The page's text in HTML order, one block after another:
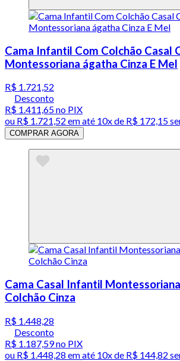
Cama Infantil Com Colchão Casal
Montessoriana ágatha Cinza E Mel
R$ 1.721,52
Desconto
R$ 1.411,65no PIX
ou R$ 1.721,52 em até 10x de R$ 172,15
COMPRAR AGORA
Cama Casal Infantil
Colchão Cinza
R$ 1.448,28
Desconto
R$ 1.187,59no PIX
ou R$ 1.448,28 em até 10x de R$ 144,82